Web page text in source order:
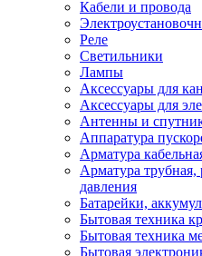
Кабели и провода
Реле
Светильники
Лампы
Аксессуары для
Аксессуары для
Антенны и
Аппаратура
Арматура
Арматура трубная,
давления
Батарейки,
Бытовая техника
Бытовая техника
Бытовая